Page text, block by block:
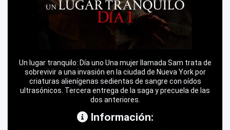
Un lugar tranquilo: Día uno Una mujer llamada Sam trata de
sobrevivir a una invasión en la ciudad de Nueva York por
criaturas alienígenas sedientas de sangre con oídos
ultrasónicos. Tercera entrega de la saga y precuela de las
dos anteriores.
Información: